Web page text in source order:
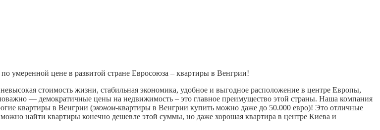
умеренной цене в развитой стране Евросоюза – квартиры в Венгрии!
стоимость жизни, стабильная экономика, удобное и выгодное расположение в центре Европы,
— демократичные цены на недвижимость – это главное преимущество этой страны. Наша компания
квартиры в Венгрии (эконом-квартиры в Венгрии купить можно даже до 50.000 евро)! Это отличные
найти квартиры конечно дешевле этой суммы, но даже хорошая квартира в центре Киева и